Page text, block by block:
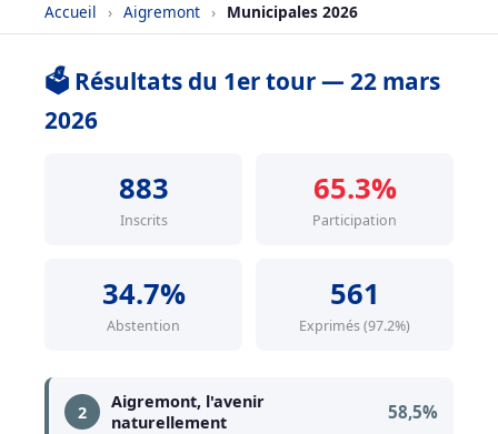
Accueil › Aigremont › Municipales 2026
🗳️ Résultats du 1er tour — 22 mars
2026
883
Inscrits
65.3%
Participation
34.7%
Abstention
561
Exprimés (97.2%)
2
Aigremont, l'avenir
naturellement
58,5%